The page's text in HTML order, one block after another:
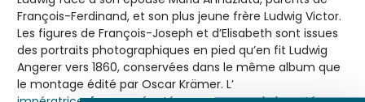
François-Ferdinand, et son plus jeune frère Ludwig Victor.
Les figures de François-Joseph et d’Elisabeth sont issues
des portraits photographiques en pied qu’en fit Ludwig
Angerer vers 1860, conservées dans le même album que
le montage édité par Oscar Krämer. L’